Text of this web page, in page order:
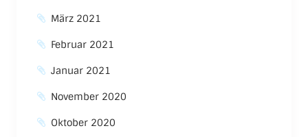
März 2021
Februar 2021
Januar 2021
November 2020
Oktober 2020